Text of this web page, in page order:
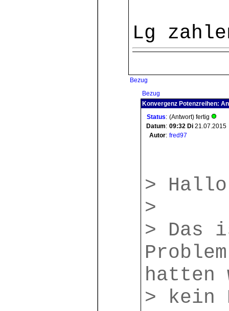
Lg
Bezug
Bezug
Konvergenz Potenzreihen:
Status: (Antwort) fertig
Datum: 09:32 Di 21.07.2015
Autor: fred97
>
>
> Das
hatten
> kein